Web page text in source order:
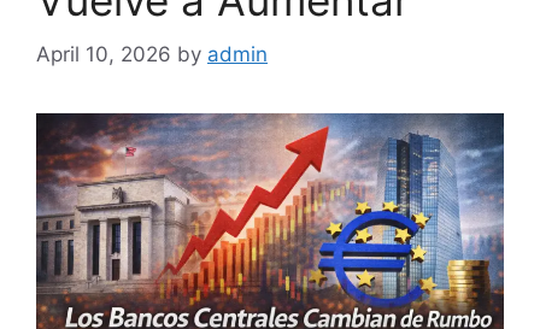
April 10, 2026 by admin